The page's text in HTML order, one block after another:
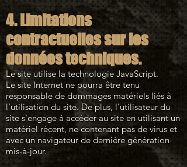
4. Limitations
contractuelles sur les
données techniques.
Le site utilise la technologie JavaScript.
Le site Internet ne pourra être tenu
responsable de dommages matériels liés à
l'utilisation du site. De plus, l'utilisateur du
site s'engage à accéder au site en utilisant un
matériel récent, ne contenant pas de virus et
avec un navigateur de dernière génération
mis-à-jour.